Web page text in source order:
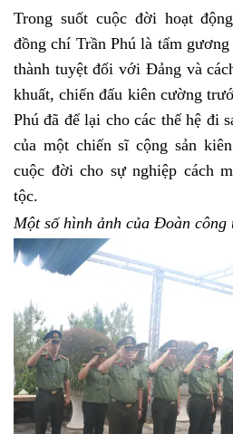
Trong suốt cuộc đời hoạt
đồng chí Trần Phú là tấm
thành tuyệt đối với Đảng và
khuất, chiến đấu kiên cường
Phú đã để lại cho các thế hệ đi
của một chiến sĩ cộng sản
cuộc đời cho sự nghiệp cách
tộc.
Một số hình ảnh của Đoàn công